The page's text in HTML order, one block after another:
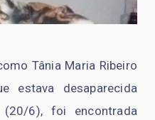
Tânia Maria Ribeiro
estava desaparecida
6), foi encontrada